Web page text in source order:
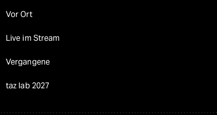
Vor Ort
Live im Stream
Vergangene
taz lab 2027